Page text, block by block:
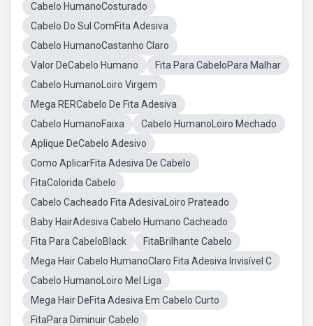
Cabelo HumanoCosturado
Cabelo Do Sul ComFita Adesiva
Cabelo HumanoCastanho Claro
Valor DeCabelo Humano
Fita Para CabeloPara Malhar
Cabelo HumanoLoiro Virgem
Mega RERCabelo De Fita Adesiva
Cabelo HumanoFaixa
Cabelo HumanoLoiro Mechado
Aplique DeCabelo Adesivo
Como AplicarFita Adesiva De Cabelo
FitaColorida Cabelo
Cabelo Cacheado Fita AdesivaLoiro Prateado
Baby HairAdesiva Cabelo Humano Cacheado
Fita Para CabeloBlack
FitaBrilhante Cabelo
Mega Hair Cabelo HumanoClaro Fita Adesiva Invisível C
Cabelo HumanoLoiro Mel Liga
Mega Hair DeFita Adesiva Em Cabelo Curto
FitaPara Diminuir Cabelo